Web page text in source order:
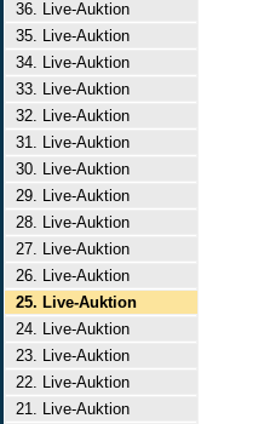
36. Live-Auktion
35. Live-Auktion
34. Live-Auktion
33. Live-Auktion
32. Live-Auktion
31. Live-Auktion
30. Live-Auktion
29. Live-Auktion
28. Live-Auktion
27. Live-Auktion
26. Live-Auktion
25. Live-Auktion
24. Live-Auktion
23. Live-Auktion
22. Live-Auktion
21. Live-Auktion